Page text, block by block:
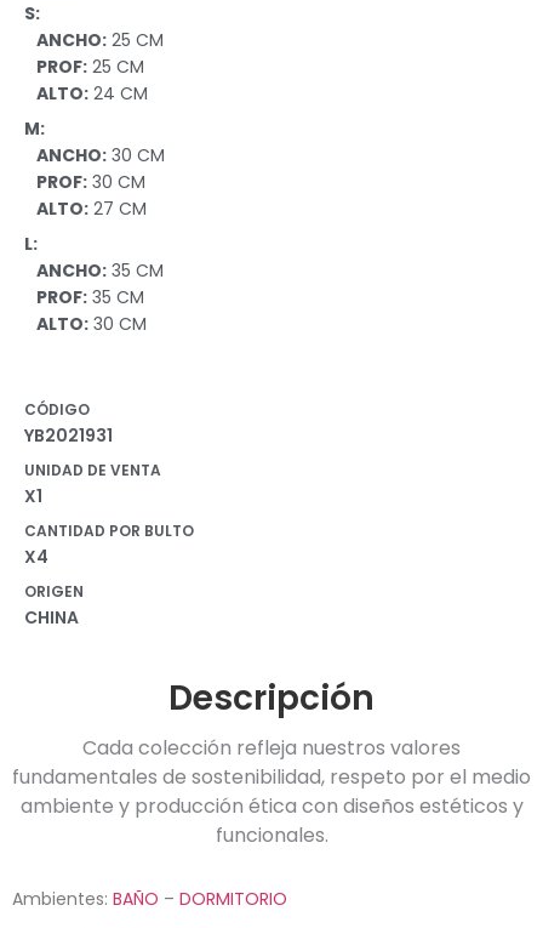
S:
ANCHO: 25 CM
PROF: 25 CM
ALTO: 24 CM
M:
ANCHO: 30 CM
PROF: 30 CM
ALTO: 27 CM
L:
ANCHO: 35 CM
PROF: 35 CM
ALTO: 30 CM
CÓDIGO
YB2021931
UNIDAD DE VENTA
X1
CANTIDAD POR BULTO
X4
ORIGEN
CHINA
Descripción
Cada colección refleja nuestros valores
fundamentales de sostenibilidad, respeto por el medio
ambiente y producción ética con diseños estéticos y
funcionales.
Ambientes: BAÑO – DORMITORIO